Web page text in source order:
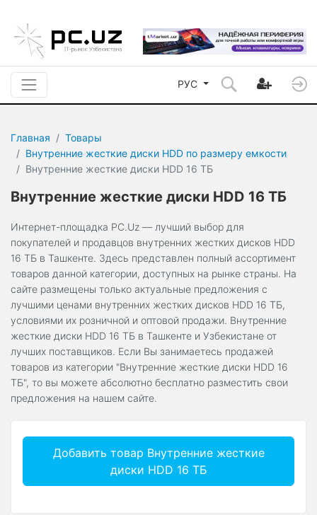
РУС
Главная
Товары
Внутренние жесткие диски HDD по размеру емкости
Внутренние жесткие диски HDD 16 ТБ
Внутренние жесткие диски HDD 16 ТБ
Интернет-площадка PC.Uz — лучший выбор для
покупателей и продавцов внутренних жестких дисков HDD
16 ТБ в Ташкенте. Здесь представлен полный ассортимент
товаров данной категории, доступных на рынке страны. На
сайте размещены только актуальные предложения с
лучшими ценами внутренних жестких дисков HDD 16 ТБ,
условиями их розничной и оптовой продажи. Внутренние
жесткие диски HDD 16 ТБ в Ташкенте и Узбекистане от
лучших поставщиков. Если Вы занимаетесь продажей
товаров из категории "Внутренние жесткие диски HDD 16
ТБ", то вы можете абсолютно бесплатно разместить свои
предложения на нашем сайте.
Добавить товар Внутренние жесткие
диски HDD 16 ТБ